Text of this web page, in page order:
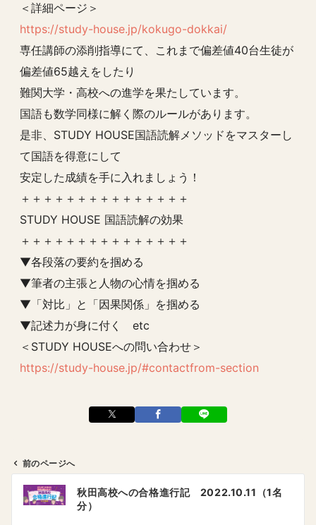
＜詳細ページ＞
https://study-house.jp/kokugo-dokkai/
専任講師の添削指導にて、これまで偏差値40台生徒が
偏差値65越えをしたり
難関大学・高校への進学を果たしています。
国語も数学同様に解く際のルールがあります。
是非、STUDY HOUSE国語読解メソッドをマスターし
て国語を得意にして
安定した成績を手に入れましょう！
＋＋＋＋＋＋＋＋＋＋＋＋＋＋＋
STUDY HOUSE 国語読解の効果
＋＋＋＋＋＋＋＋＋＋＋＋＋＋＋
▼各段落の要約を掴める
▼筆者の主張と人物の心情を掴める
▼「対比」と「因果関係」を掴める
▼記述力が身に付く etc
＜STUDY HOUSEへの問い合わせ＞
https://study-house.jp/#contactfrom-section
前のページへ
秋田高校への合格進行記 2022.10.11（1名
分）